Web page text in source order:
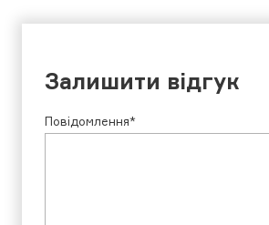
Залишити відгук
Повідомлення*